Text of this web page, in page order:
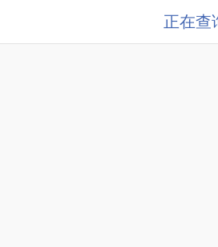
正在查